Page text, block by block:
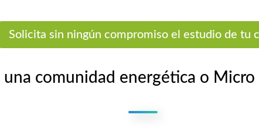
Solicita sin ningún compromiso el estudio de tu
una comunidad energética o Micro